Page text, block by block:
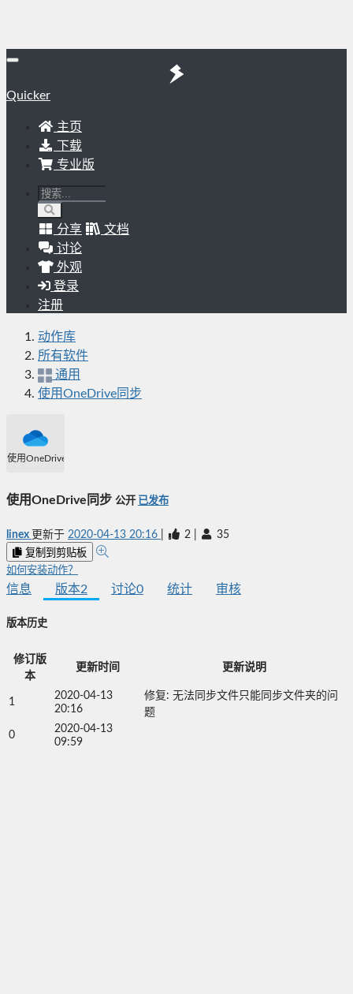
Quicker
主页
下载
专业版
分享
文档
讨论
外观
登录
注册
动作库
所有软件
通用
使用OneDrive同步
使用OneDrive同步
使用OneDrive同步 公开 已发布
linex 更新于 2020-04-13 20:16 2 35
复制到剪贴板
如何安装动作？
信息 版本2 讨论0 统计 审核
版本历史
修订版
本
更新时间 更新说明
1
2020-04-13
20:16
修复: 无法同步文件只能同步文件夹的问
题
0
2020-04-13
09:59